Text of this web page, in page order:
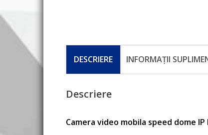
DESCRIERE INFORMAȚII
Descriere
Camera video mobila speed dome IP